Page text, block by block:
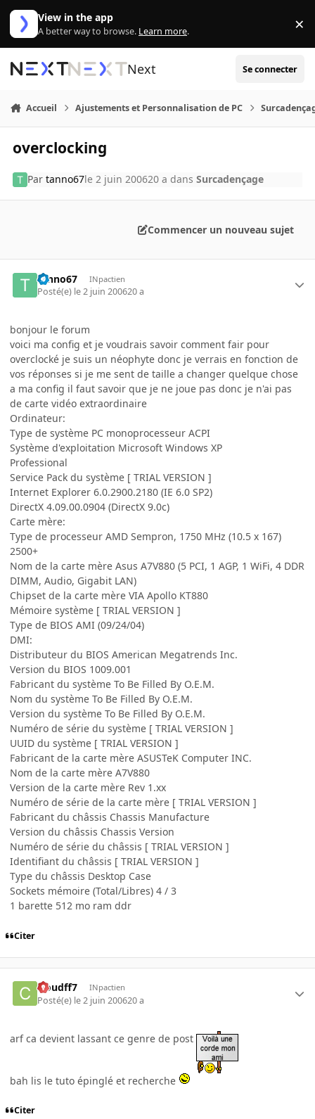
Aller au contenu
View in the app
A better way to browse. Learn more. ×
Next Se connecter
Accueil Ajustements et Personnalisation de PC
overclocking
Partanno67le 2 juin 200620 a dansSurcadençage
Commencer un nouveau sujet
tanno67 INpactien
Posté(e) le 2 juin 200620 a
bonjour le forum
voici ma config et je voudrais savoir comment fair pour
overclocké je suis un néophyte donc je verrais en fonction de
vos réponses si je me sent de taille a changer quelque chose
a ma config il faut savoir que je ne joue pas donc je n'ai pas
de carte vidéo extraordinaire
Ordinateur:
Type de système PC monoprocesseur ACPI
Système d'exploitation Microsoft Windows XP
Professional
Service Pack du système [ TRIAL VERSION ]
Internet Explorer 6.0.2900.2180 (IE 6.0 SP2)
DirectX 4.09.00.0904 (DirectX 9.0c)
Carte mère:
Type de processeur AMD Sempron, 1750 MHz (10.5 x 167)
2500+
Nom de la carte mère Asus A7V880 (5 PCI, 1 AGP, 1 WiFi, 4 DDR
DIMM, Audio, Gigabit LAN)
Chipset de la carte mère VIA Apollo KT880
Mémoire système [ TRIAL VERSION ]
Type de BIOS AMI (09/24/04)
DMI:
Distributeur du BIOS American Megatrends Inc.
Version du BIOS 1009.001
Fabricant du système To Be Filled By O.E.M.
Nom du système To Be Filled By O.E.M.
Version du système To Be Filled By O.E.M.
Numéro de série du système [ TRIAL VERSION ]
UUID du système [ TRIAL VERSION ]
Fabricant de la carte mère ASUSTeK Computer INC.
Nom de la carte mère A7V880
Version de la carte mère Rev 1.xx
Numéro de série de la carte mère [ TRIAL VERSION ]
Fabricant du châssis Chassis Manufacture
Version du châssis Chassis Version
Numéro de série du châssis [ TRIAL VERSION ]
Identifiant du châssis [ TRIAL VERSION ]
Type du châssis Desktop Case
Sockets mémoire (Total/Libres) 4 / 3
1 barette 512 mo ram ddr
Citer
cloudff7 INpactien
Posté(e) le 2 juin 200620 a
arf ca devient lassant ce genre de post
bah lis le tuto épinglé et recherche
Citer